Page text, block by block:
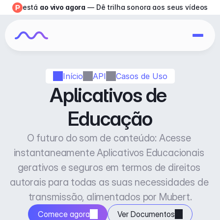
Início API Casos de Uso
Aplicativos de
Educação
O futuro do som de conteúdo: Acesse
instantaneamente Aplicativos Educacionais
gerativos e seguros em termos de direitos
autorais para todas as suas necessidades de
transmissão, alimentados por Mubert.
Comece agora Ver Documentos
está ao vivo agora — Dê trilha sonora aos seus vídeos